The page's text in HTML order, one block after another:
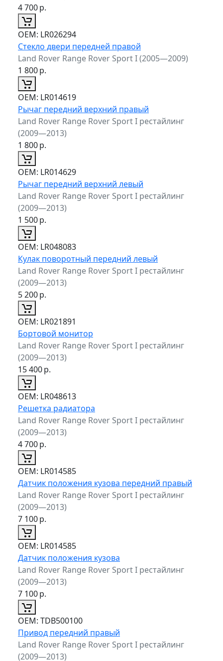
4 700р.
ОЕМ: LR026294
Стекло двери передней правой
Land Rover Range Rover Sport I (2005—2009)
1 800р.
ОЕМ: LR014619
Рычаг передний верхний правый
Land Rover Range Rover Sport I рестайлинг
(2009—2013)
1 800р.
ОЕМ: LR014629
Рычаг передний верхний левый
Land Rover Range Rover Sport I рестайлинг
(2009—2013)
1 500р.
ОЕМ: LR048083
Кулак поворотный передний левый
Land Rover Range Rover Sport I рестайлинг
(2009—2013)
5 200р.
ОЕМ: LR021891
Бортовой монитор
Land Rover Range Rover Sport I рестайлинг
(2009—2013)
15 400р.
ОЕМ: LR048613
Решетка радиатора
Land Rover Range Rover Sport I рестайлинг
(2009—2013)
4 700р.
ОЕМ: LR014585
Датчик положения кузова передний правый
Land Rover Range Rover Sport I рестайлинг
(2009—2013)
7 100р.
ОЕМ: LR014585
Датчик положения кузова
Land Rover Range Rover Sport I рестайлинг
(2009—2013)
7 100р.
ОЕМ: TDB500100
Привод передний правый
Land Rover Range Rover Sport I рестайлинг
(2009—2013)